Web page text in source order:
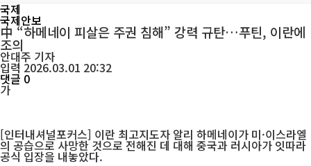
국제
국제안보
中 “하메네이 피살은 주권 침해” 강력 규탄…푸틴, 이란에
조의
안대주 기자
입력 2026.03.01 20:32
댓글 0
가
[인터내셔널포커스] 이란 최고지도자 알리 하메네이가 미·이스라엘
의 공습으로 사망한 것으로 전해진 데 대해 중국과 러시아가 잇따라
공식 입장을 내놓았다.